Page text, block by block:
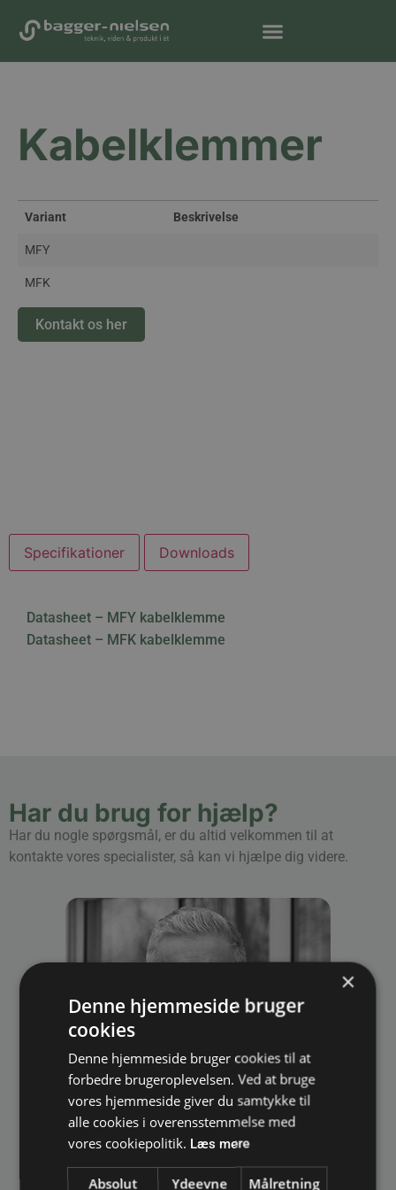
Kabelklemmer
Variant Beskrivelse
MFY
MFK
Kontakt os her
Specifikationer Downloads
Datasheet – MFY kabelklemme
Datasheet – MFK kabelklemme
Har du brug for hjælp?
Har du nogle spørgsmål, er du altid velkommen til at
kontakte vores specialister, så kan vi hjælpe dig videre.
Thomas Houmann
Salgschef
thomas@bagger-nielsen.dk
×
Denne hjemmeside bruger
cookies
Denne hjemmeside bruger cookies til at
forbedre brugeroplevelsen. Ved at bruge
vores hjemmeside giver du samtykke til
alle cookies i overensstemmelse med
vores cookiepolitik. Læs mere
Absolut
Ydeevne Målretning